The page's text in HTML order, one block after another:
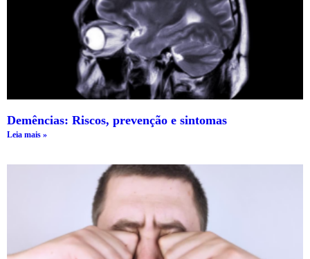
Demências: Riscos, prevenção e sintomas
Leia mais »